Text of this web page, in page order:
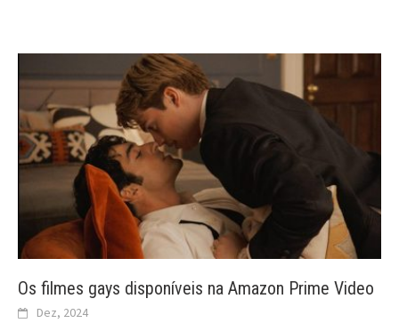
Os filmes gays disponíveis na Amazon Prime Video
Dez, 2024